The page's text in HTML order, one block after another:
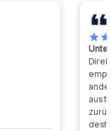
Kriterien
starstar
aus